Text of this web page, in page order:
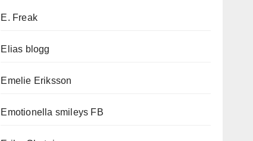
E. Freak
Elias blogg
Emelie Eriksson
Emotionella smileys FB